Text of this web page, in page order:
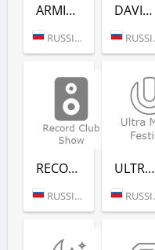
ARMIN VAN BUUREN - RADIO RECORD
RUSSIA (MOSCOW)
DAVID GUETTA - RADIO RECORD
RUSSIA (MOSCOW)
RECORD CLUB SHOW - RADIO RECORD
RUSSIA (MOSCOW)
ULTRA MUSIC FESTIVAL - РАДИО РЕКОРД
RUSSIA (MOSCOW)